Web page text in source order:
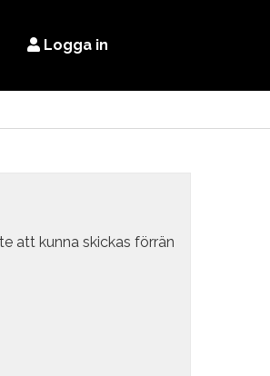
Logga in
att kunna skickas förrän